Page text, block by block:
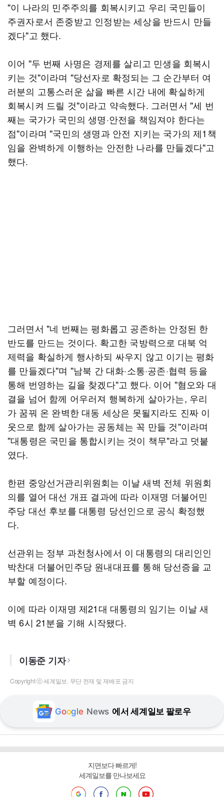
"이 나라의 민주주의를 회복시키고 우리 국민들이
주권자로서 존중받고 인정받는 세상을 반드시 만들
겠다"고 했다.
이어 "두 번째 사명은 경제를 살리고 민생을 회복시
키는 것"이라며 "당선자로 확정되는 그 순간부터 여
러분의 고통스러운 삶을 빠른 시간 내에 확실하게
회복시켜 드릴 것"이라고 약속했다. 그러면서 "세 번
째는 국가가 국민의 생명·안전을 책임져야 한다는
점"이라며 "국민의 생명과 안전 지키는 국가의 제1책
임을 완벽하게 이행하는 안전한 나라를 만들겠다"고
했다.
그러면서 "네 번째는 평화롭고 공존하는 안정된 한
반도를 만드는 것이다. 확고한 국방력으로 대북 억
제력을 확실하게 행사하되 싸우지 않고 이기는 평화
를 만들겠다"며 "남북 간 대화·소통·공존·협력 등을
통해 번영하는 길을 찾겠다"고 했다. 이어 "혐오와 대
결을 넘어 함께 어우러져 행복하게 살아가는, 우리
가 꿈꿔 온 완벽한 대동 세상은 못될지라도 진짜 이
웃으로 함께 살아가는 공동체는 꼭 만들 것"이라며
"대통령은 국민을 통합시키는 것이 책무"라고 덧붙
였다.
한편 중앙선거관리위원회는 이날 새벽 전체 위원회
의를 열어 대선 개표 결과에 따라 이재명 더불어민
주당 대선 후보를 대통령 당선인으로 공식 확정했
다.
선관위는 정부 과천청사에서 이 대통령의 대리인인
박찬대 더불어민주당 원내대표를 통해 당선증을 교
부할 예정이다.
이에 따라 이재명 제21대 대통령의 임기는 이날 새
벽 6시 21분을 기해 시작됐다.
이동준 기자
Copyright ⓒ 세계일보. 무단 전재 및 재배포 금지
Google News 에서 세계일보 팔로우
지면보다 빠르게!
세계일보를 만나보세요